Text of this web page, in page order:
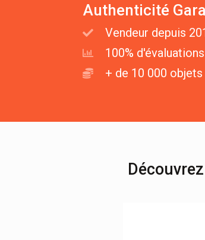
Authenticité
Vendeur depuis
100%
+ de 10 000 objets